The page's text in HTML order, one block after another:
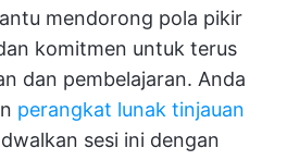
mendorong pola pikir
komitmen untuk terus
dan pembelajaran. Anda
perangkat lunak tinjauan
sesi ini dengan